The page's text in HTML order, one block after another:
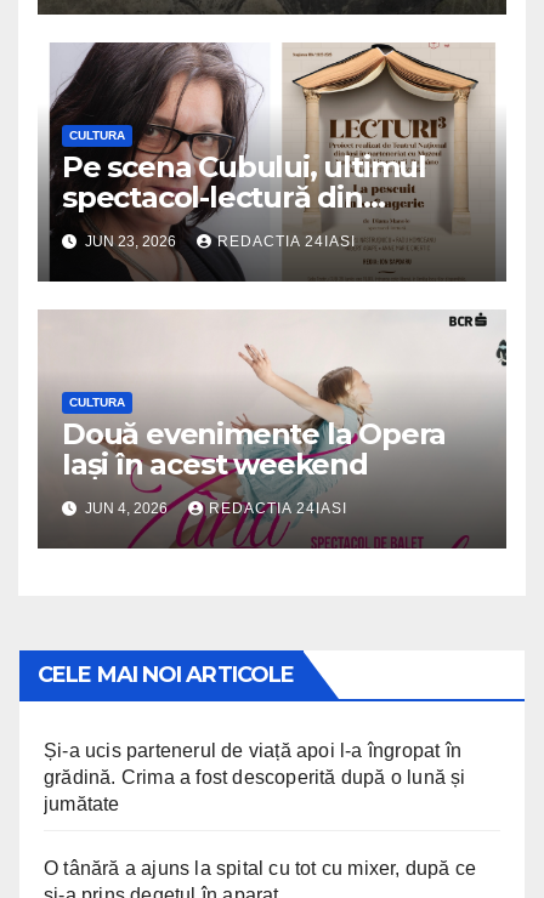
CULTURA
Pe scena Cubului, ultimul
spectacol-lectură din
stagiunea Naționalului
ieșean „La pescuit în
sufragerie” de Diana Manole,
în regia lui Ion Sapdaru
JUN 23, 2026 REDACTIA 24IASI
CULTURA
Două evenimente la Opera
Iași în acest weekend
JUN 4, 2026 REDACTIA 24IASI
CELE MAI NOI ARTICOLE
Și-a ucis partenerul de viață apoi l-a îngropat în
grădină. Crima a fost descoperită după o lună și
jumătate
O tânără a ajuns la spital cu tot cu mixer, după ce